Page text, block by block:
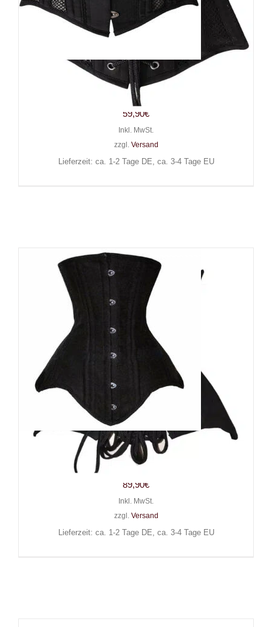
Moon Attic Taillenmieder Lewd
Flesh
59,90€
Inkl. MwSt.
zzgl. Versand
Lieferzeit: ca. 1-2 Tage DE, ca. 3-4 Tage EU
Moon Attic Unterbrustkorsett
Amelia
89,90€
Inkl. MwSt.
zzgl. Versand
Lieferzeit: ca. 1-2 Tage DE, ca. 3-4 Tage EU